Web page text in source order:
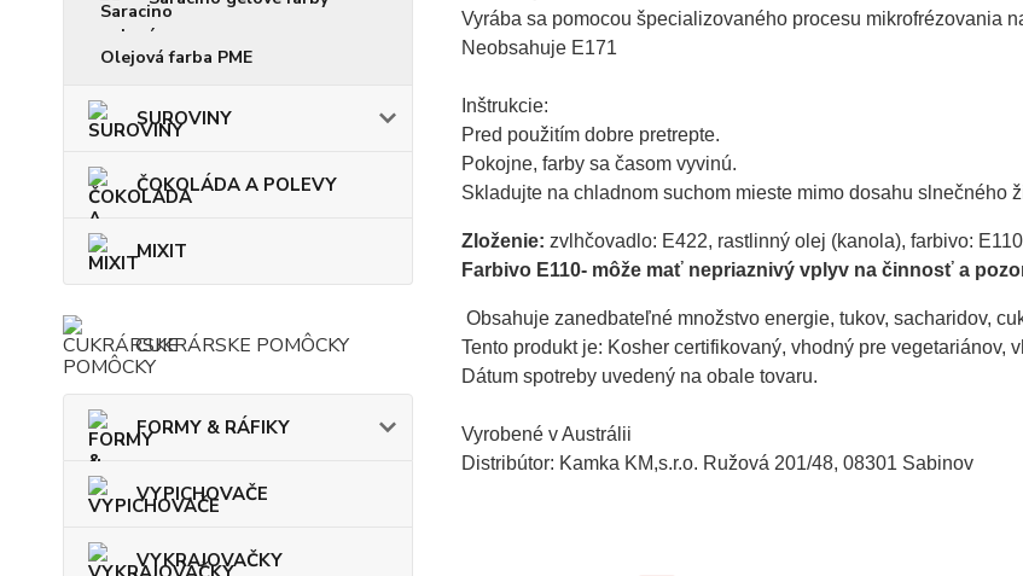
Olejová farba PME
SUROVINY
ČOKOLÁDA A POLEVY
MIXIT
CUKRÁRSKE POMÔCKY
FORMY & RÁFIKY
VYPICHOVAČE
VYKRAJOVAČKY
Vyrába sa pomocou špecializovaného procesu mikrofrézovania
Neobsahuje E171
Inštrukcie:
Pred použitím dobre pretrepte.
Pokojne, farby sa časom vyvinú.
Skladujte na chladnom suchom mieste mimo dosahu slnečného
Zloženie: zvlhčovadlo: E422, rastlinný olej (kanola), farbivo:
Farbivo E110- môže mať nepriaznivý vplyv na činnosť a
Obsahuje zanedbateľné množstvo energie, tukov, sacharidov,
Tento produkt je: Kosher certifikovaný, vhodný pre vegetariánov,
Dátum spotreby uvedený na obale tovaru.
Vyrobené v Austrálii
Distribútor: Kamka KM,s.r.o. Ružová 201/48, 08301 Sabinov